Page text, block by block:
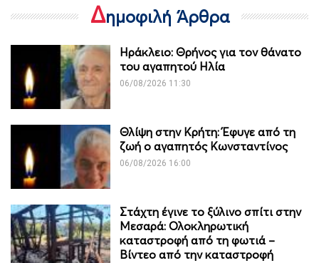
Δημοφιλή Άρθρα
Ηράκλειο: Θρήνος για τον θάνατο
του αγαπητού Ηλία
06/08/2026 11:30
Θλίψη στην Κρήτη: Έφυγε από τη
ζωή ο αγαπητός Κωνσταντίνος
06/08/2026 16:00
Στάχτη έγινε το ξύλινο σπίτι στην
Μεσαρά: Ολοκληρωτική
καταστροφή από τη φωτιά –
Βίντεο από την καταστροφή